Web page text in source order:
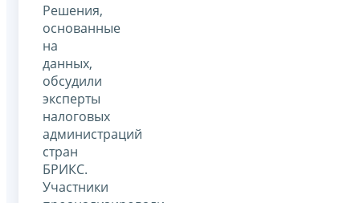
Решения,
основанные
на
данных,
обсудили
эксперты
налоговых
администраций
стран
БРИКС.
Участники